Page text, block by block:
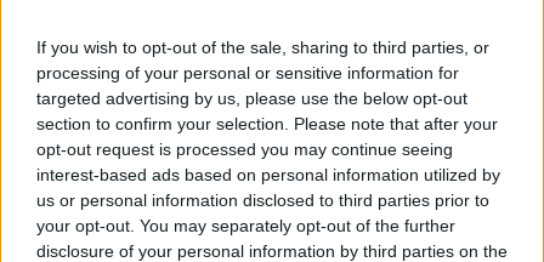
If you wish to opt-out of the sale, sharing to third parties, or
processing of your personal or sensitive information for
targeted advertising by us, please use the below opt-out
section to confirm your selection. Please note that after your
opt-out request is processed you may continue seeing
interest-based ads based on personal information utilized by
us or personal information disclosed to third parties prior to
your opt-out. You may separately opt-out of the further
disclosure of your personal information by third parties on the
AiAdhubMedia